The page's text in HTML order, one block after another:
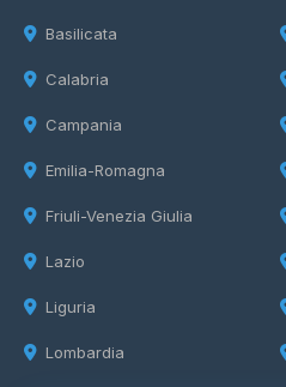
Basilicata
Calabria
Campania
Emilia-Romagna
Friuli-Venezia Giulia
Lazio
Liguria
Lombardia